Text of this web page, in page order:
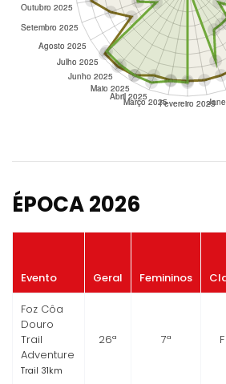
ÉPOCA 2026
Evento Geral Femininos
Foz Côa
Douro
Trail
Adventure
Trail 31km
26ª 7ª